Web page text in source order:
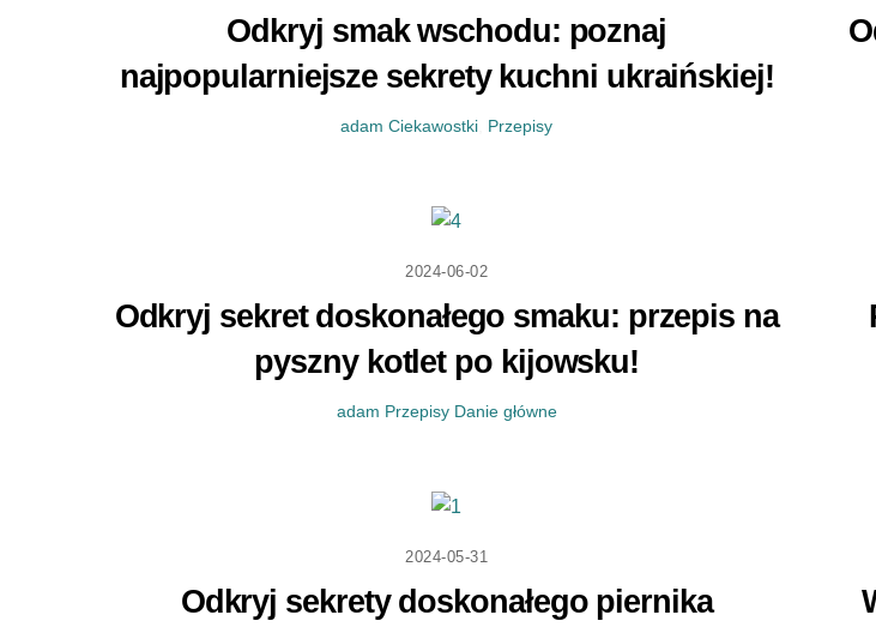
Odkryj smak wschodu: poznaj
najpopularniejsze sekrety kuchni ukraińskiej!
adam Ciekawostki Przepisy
2024-06-02
Odkryj sekret doskonałego smaku: przepis na
pyszny kotlet po kijowsku!
adam Przepisy Danie główne
2024-05-31
Odkryj sekrety doskonałego piernika